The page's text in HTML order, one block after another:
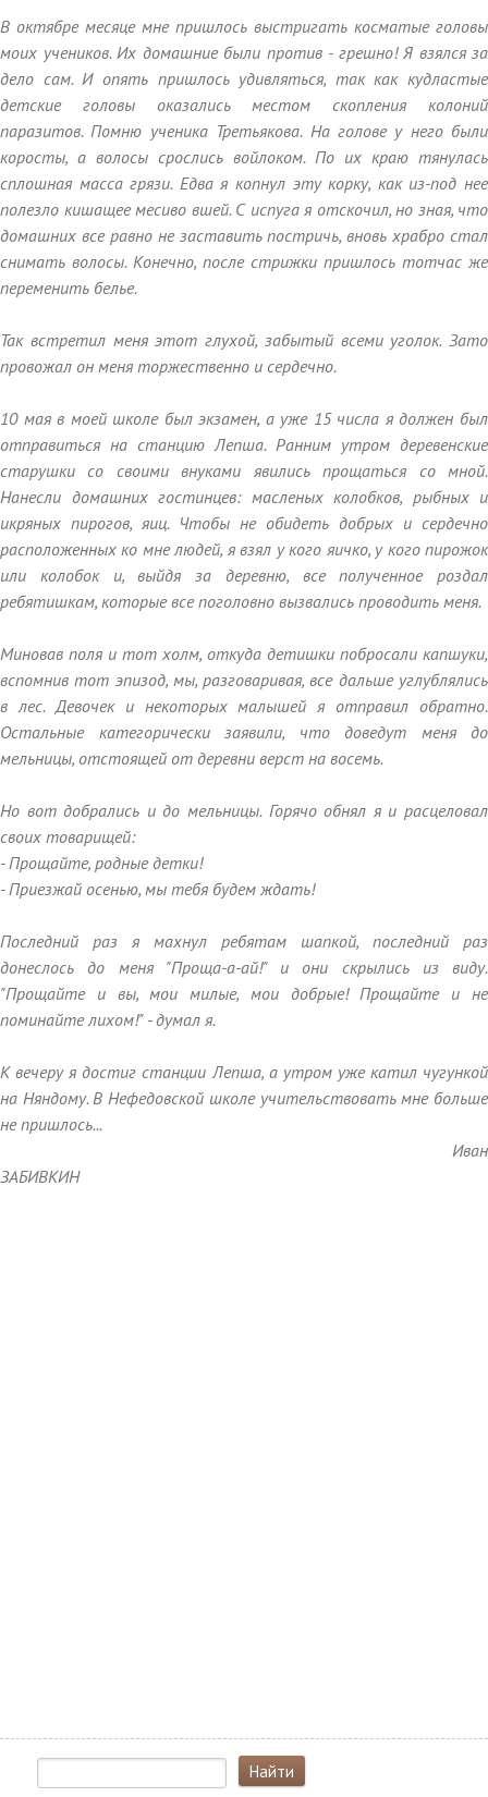
В октябре месяце мне пришлось выстригать косматые головы
моих учеников. Их домашние были против - грешно! Я взялся за
дело сам. И опять пришлось удивляться, так как кудластые
детские головы оказались местом скопления колоний
паразитов. Помню ученика Третьякова. На голове у него были
коросты, а волосы срослись войлоком. По их краю тянулась
сплошная масса грязи. Едва я копнул эту корку, как из-под нее
полезло кишащее месиво вшей. С испуга я отскочил, но зная, что
домашних все равно не заставить постричь, вновь храбро стал
снимать волосы. Конечно, после стрижки пришлось тотчас же
переменить белье.
Так встретил меня этот глухой, забытый всеми уголок. Зато
провожал он меня торжественно и сердечно.
10 мая в моей школе был экзамен, а уже 15 числа я должен был
отправиться на станцию Лепша. Ранним утром деревенские
старушки со своими внуками явились прощаться со мной.
Нанесли домашних гостинцев: масленых колобков, рыбных и
икряных пирогов, яиц. Чтобы не обидеть добрых и сердечно
расположенных ко мне людей, я взял у кого яичко, у кого пирожок
или колобок и, выйдя за деревню, все полученное роздал
ребятишкам, которые все поголовно вызвались проводить меня.
Миновав поля и тот холм, откуда детишки побросали капшуки,
вспомнив тот эпизод, мы, разговаривая, все дальше углублялись
в лес. Девочек и некоторых малышей я отправил обратно.
Остальные категорически заявили, что доведут меня до
мельницы, отстоящей от деревни верст на восемь.
Но вот добрались и до мельницы. Горячо обнял я и расцеловал
своих товарищей:
- Прощайте, родные детки!
- Приезжай осенью, мы тебя будем ждать!
Последний раз я махнул ребятам шапкой, последний раз
донеслось до меня "Проща-а-ай!" и они скрылись из виду.
"Прощайте и вы, мои милые, мои добрые! Прощайте и не
поминайте лихом!" - думал я.
К вечеру я достиг станции Лепша, а утром уже катил чугункой
на Няндому. В Нефедовской школе учительствовать мне больше
не пришлось...
Иван
ЗАБИВКИН